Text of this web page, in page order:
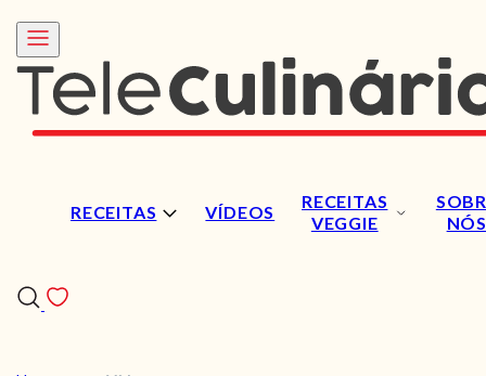
RECEITAS VÍDEOS
RECEITAS
VEGGIE
NÓS